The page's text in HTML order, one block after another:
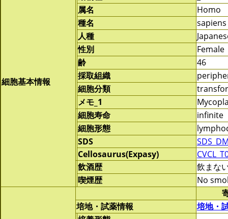
細胞基本情報
属名
Homo
種名
sapiens
人種
性別
Female
齢
46
採取組織
細胞分類
メモ_1
細胞寿命
infinite
細胞形態
SDS
Cellosaurus(Expasy)
飲酒歴
飲まな
喫煙歴
No
培地・試薬情報
培地・